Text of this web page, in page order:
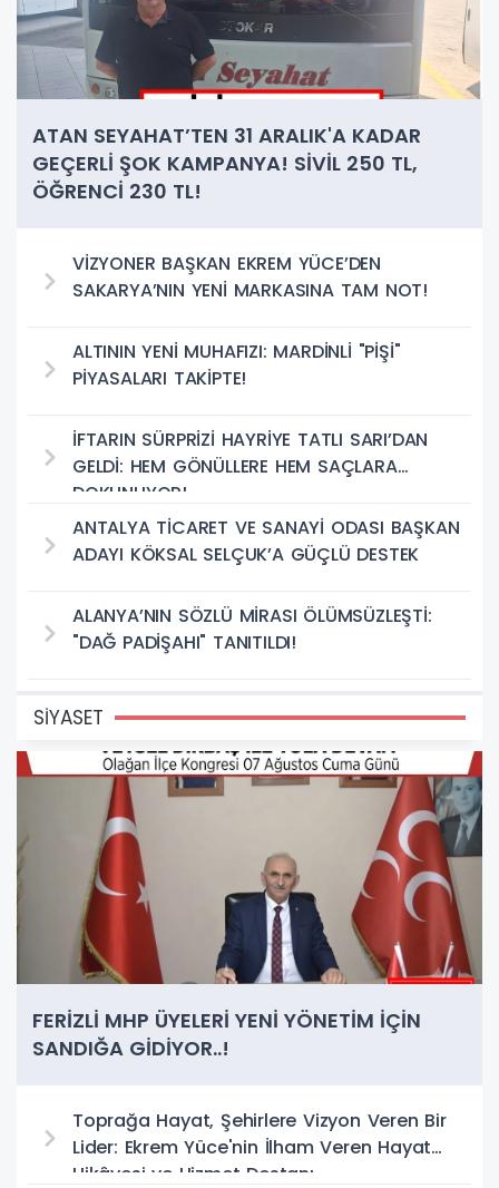
ATAN SEYAHAT’TEN 31 ARALIK'A KADAR
GEÇERLİ ŞOK KAMPANYA! SİVİL 250 TL,
ÖĞRENCİ 230 TL!
VİZYONER BAŞKAN EKREM YÜCE’DEN
SAKARYA’NIN YENİ MARKASINA TAM NOT!
ALTININ YENİ MUHAFIZI: MARDİNLİ "PİŞİ"
PİYASALARI TAKİPTE!
İFTARIN SÜRPRİZİ HAYRİYE TATLI SARI’DAN
GELDİ: HEM GÖNÜLLERE HEM SAÇLARA
DOKUNUYOR!
ANTALYA TİCARET VE SANAYİ ODASI BAŞKAN
ADAYI KÖKSAL SELÇUK’A GÜÇLÜ DESTEK
ALANYA’NIN SÖZLÜ MİRASI ÖLÜMSÜZLEŞTİ:
"DAĞ PADİŞAHI" TANITILDI!
SİYASET
FERİZLİ MHP ÜYELERİ YENİ YÖNETİM İÇİN
SANDIĞA GİDİYOR..!
Toprağa Hayat, Şehirlere Vizyon Veren Bir
Lider: Ekrem Yüce'nin İlham Veren Hayat
Hikâyesi ve Hizmet Destanı